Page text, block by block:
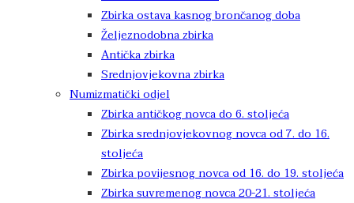
Zbirka ostava kasnog brončanog doba
Željeznodobna zbirka
Antička zbirka
Srednjovjekovna zbirka
Numizmatički odjel
Zbirka antičkog novca do 6. stoljeća
Zbirka srednjovjekovnog novca od 7. do 16.
stoljeća
Zbirka povijesnog novca od 16. do 19. stoljeća
Zbirka suvremenog novca 20-21. stoljeća